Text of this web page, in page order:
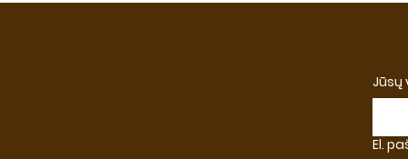
Jūsų
El.